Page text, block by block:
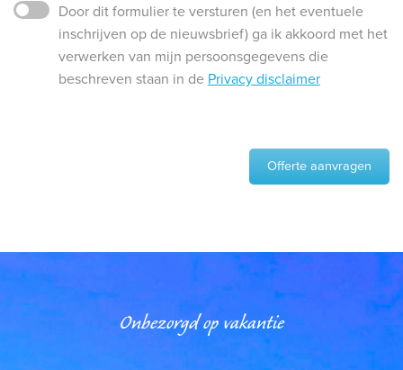
Door dit formulier te versturen (en het eventuele
inschrijven op de nieuwsbrief) ga ik akkoord met het
verwerken van mijn persoonsgegevens die
beschreven staan in de Privacy disclaimer
Offerte aanvragen
Onbezorgd op vakantie